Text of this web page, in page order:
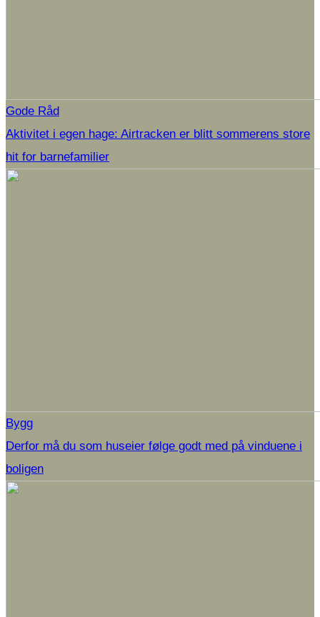
Gode Råd
Aktivitet i egen hage: Airtracken er blitt sommerens store
hit for barnefamilier
Bygg
Derfor må du som huseier følge godt med på vinduene i
boligen